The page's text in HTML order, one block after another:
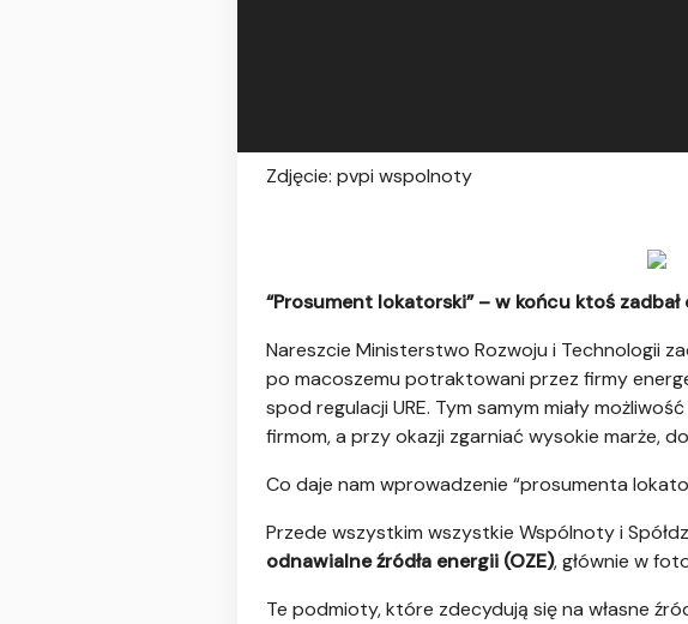
Zdjęcie: pvpi wspolnoty
“Prosument lokatorski” – w końcu ktoś
Nareszcie Ministerstwo Rozwoju i Technologii
po macoszemu potraktowani przez firmy
spod regulacji URE. Tym samym miały
firmom, a przy okazji zgarniać wysokie marże,
Co daje nam wprowadzenie “prosumenta
Przede wszystkim wszystkie Wspólnoty i
odnawialne źródła energii (OZE), głównie w
Te podmioty, które zdecydują się na własne